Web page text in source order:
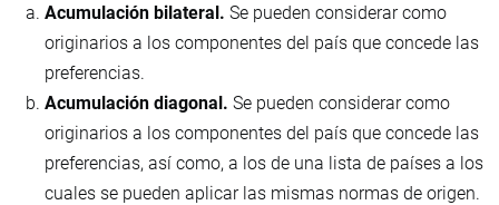
Acumulación bilateral. Se pueden considerar como
originarios a los componentes del país que concede las
preferencias.
Acumulación diagonal. Se pueden considerar como
originarios a los componentes del país que concede las
preferencias, así como, a los de una lista de países a los
cuales se pueden aplicar las mismas normas de origen.